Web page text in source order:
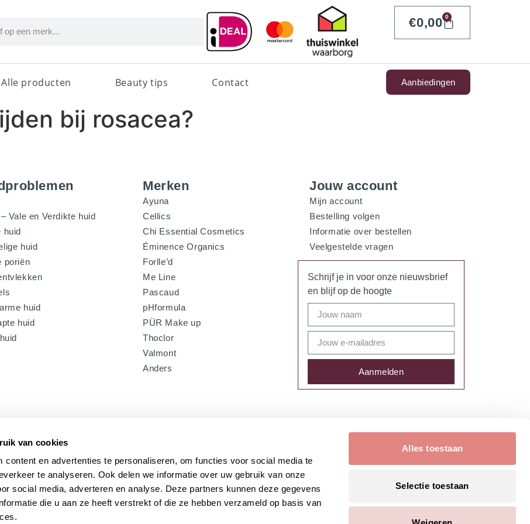
van cookies
content en advertenties te personaliseren, om functies voor social media te
te analyseren. Ook delen we informatie over uw gebruik van onze
social media, adverteren en analyse. Deze partners kunnen deze gegevens
die u aan ze heeft verstrekt of die ze hebben verzameld op basis van
Alles toestaan
Selectie toestaan
€0,00 0
Alle producten Beauty tips Contact Aanbiedingen
bij rosacea?
Vale en Verdikte huid
huid
huid
poriën
huid
huid
Merken
Ayuna
Cellics
Chi Essential Cosmetics
Éminence Organics
Forlle’d
Me Line
Pascaud
pHformula
PÜR Make up
Thoclor
Valmont
Anders
Jouw account
Mijn account
Bestelling volgen
Informatie over bestellen
Veelgestelde vragen
Schrijf je in voor onze nieuwsbrief
en blijf op de hoogte
Aanmelden